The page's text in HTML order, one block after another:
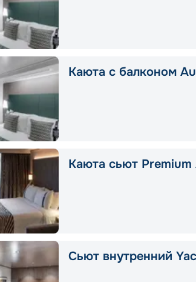
Каюта с балконом
Каюта сьют Premium
Сьют внутренний